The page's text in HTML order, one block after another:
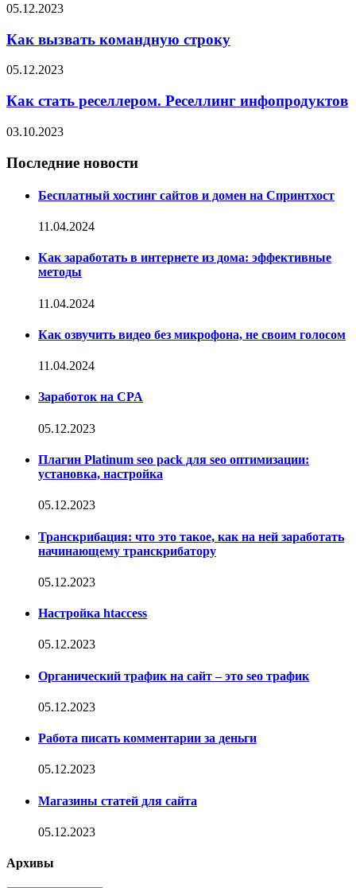
05.12.2023
Как вызвать командную строку
05.12.2023
Как стать реселлером. Реселлинг инфопродуктов
03.10.2023
Последние новости
Бесплатный хостинг сайтов и домен на Спринтхост
11.04.2024
Как заработать в интернете из дома: эффективные
методы
11.04.2024
Как озвучить видео без микрофона, не своим голосом
11.04.2024
Заработок на CPA
05.12.2023
Плагин Platinum seo pack для seo оптимизации:
установка, настройка
05.12.2023
Транскрибация: что это такое, как на ней заработать
начинающему транскрибатору
05.12.2023
Настройка htaccess
05.12.2023
Органический трафик на сайт – это seo трафик
05.12.2023
Работа писать комментарии за деньги
05.12.2023
Магазины статей для сайта
05.12.2023
Архивы